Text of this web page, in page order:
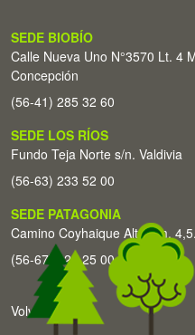
SEDE BIOBÍO
Calle Nueva Uno N°3570 Lt. 4
Concepción
(56-41) 285 32 60
SEDE LOS RÍOS
Fundo Teja Norte s/n. Valdivia
(56-63) 233 52 00
SEDE PATAGONIA
Camino Coyhaique Alto Km.
(56-67) 226 25 00
Volver arriba